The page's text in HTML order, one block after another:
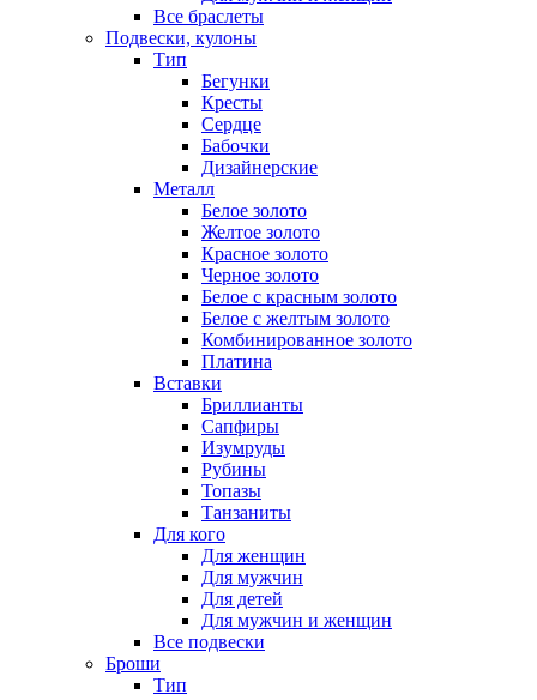
Все браслеты
Подвески, кулоны
Тип
Бегунки
Кресты
Сердце
Бабочки
Дизайнерские
Металл
Белое золото
Желтое золото
Красное золото
Черное золото
Белое с красным золото
Белое с желтым золото
Комбинированное золото
Платина
Вставки
Бриллианты
Сапфиры
Изумруды
Рубины
Топазы
Танзаниты
Для кого
Для женщин
Для мужчин
Для детей
Для мужчин и женщин
Все подвески
Броши
Тип